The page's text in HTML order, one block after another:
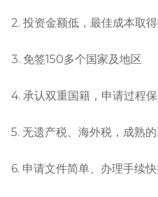
2. 投资金额低，最佳成本取
3. 免签150多个国家及地区
4. 承认双重国籍，申请过程
5. 无遗产税、海外税，成熟
6. 申请文件简单、办理手续